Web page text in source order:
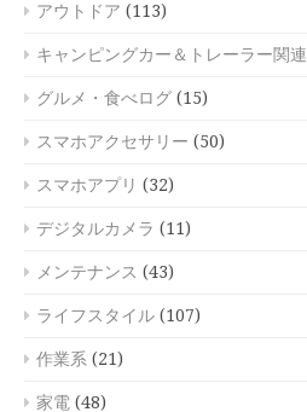
アウトドア (113)
キャンピングカー＆トレーラー関連
グルメ・食べログ (15)
スマホアクセサリー (50)
スマホアプリ (32)
デジタルカメラ (11)
メンテナンス (43)
ライフスタイル (107)
作業系 (21)
家電 (48)